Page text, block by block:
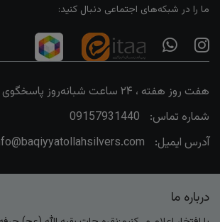
ما را در شبکه‌های اجتماعی دنبال کنید:
هفت روز هفته ، ۲۴ ساعت شبانه‌روز پاسخگوی شما هستیم
شماره تماس:
09157931440
آدرس ایمیل:
درباره ما